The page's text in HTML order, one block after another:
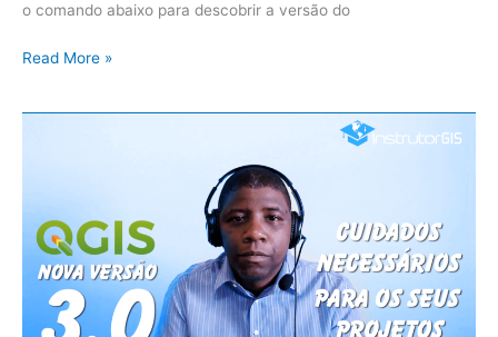
o comando abaixo para descobrir a versão do
Read More »
utilização
do
sistema
QGIS
Versão